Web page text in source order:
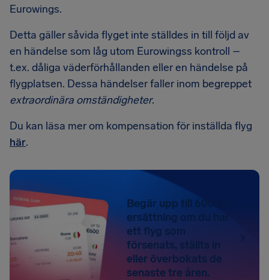
Eurowings.
Detta gäller såvida flyget inte ställdes in till följd av
en händelse som låg utom Eurowingss kontroll –
t.ex. dåliga väderförhållanden eller en händelse på
flygplatsen. Dessa händelser faller inom begreppet
extraordinära omständigheter.
Du kan läsa mer om kompensation för inställda flyg
här.
Begär upp till 600 € i
ersättning om du har
ett flyg som
försenats, ställts in
eller överbokats de
senaste tre åren.